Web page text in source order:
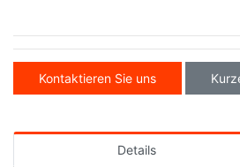
Kontaktieren Sie uns
Details